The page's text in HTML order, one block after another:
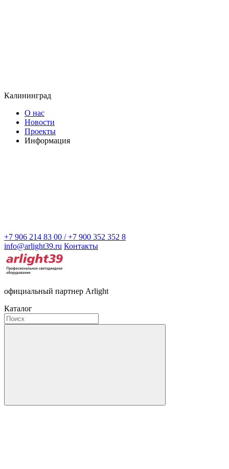
Калининград
О нас
Новости
Проекты
Информация
+7 906 214 83 00 / +7 900 352 352 8
info@arlight39.ru Контакты
официальный партнер Arlight
Каталог